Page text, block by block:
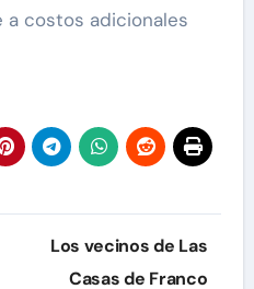
a costos adicionales
Los vecinos de Las
Casas de Franco